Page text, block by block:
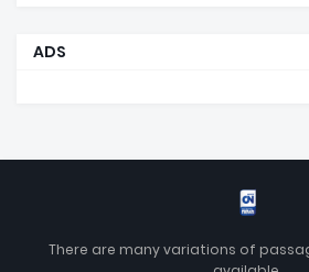
ADS
There are many variations of